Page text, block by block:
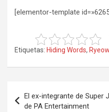
[elementor-template
Etiquetas: Hiding Words,
de
El ex-integrante de Super
de PA Entertainment